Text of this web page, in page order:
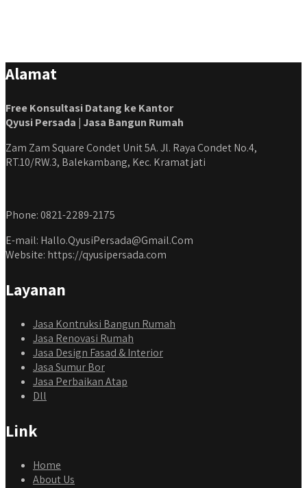
Alamat
Free Konsultasi Datang ke Kantor
Qyusi Persada | Jasa Bangun Rumah
Zam Zam Square Condet Unit 5A. Jl. Raya Condet No.4,
RT.10/RW.3, Balekambang, Kec. Kramat jati
Phone: 0821-2289-2175
E-mail: Hallo.QyusiPersada@Gmail.Com
Website: https://qyusipersada.com
Layanan
Jasa Kontruksi Bangun Rumah
Jasa Renovasi Rumah
Jasa Design Fasad & Interior
Jasa Sumur Bor
Jasa Perbaikan Atap
Dll
Link
Home
About Us